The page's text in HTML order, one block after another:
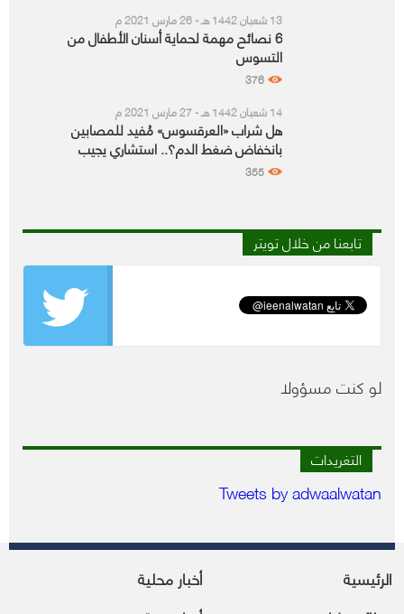
13 شعبان 1442 هـ - 26 مارس 2021 م
6 نصائح مهمة لحماية أسنان الأطفال من
التسوس
376
14 شعبان 1442 هـ - 27 مارس 2021 م
هل شراب «العرقسوس» مُفيد للمصابين
بانخفاض ضغط الدم؟.. استشاري يجيب
355
تابعنا من خلال تويتر
لو كنت مسؤولا
التغريدات
Tweets by adwaalwatan
الرئيسية
أخبار محلية